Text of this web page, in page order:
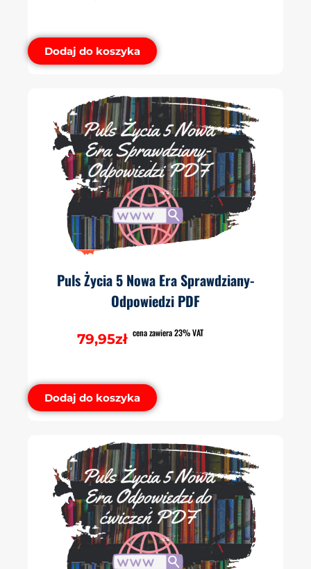
Dodaj do koszyka
Puls Życia 5 Nowa Era Sprawdziany-
Odpowiedzi PDF
79,95zł cena zawiera 23% VAT
Dodaj do koszyka